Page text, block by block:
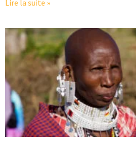
Lire la suite »